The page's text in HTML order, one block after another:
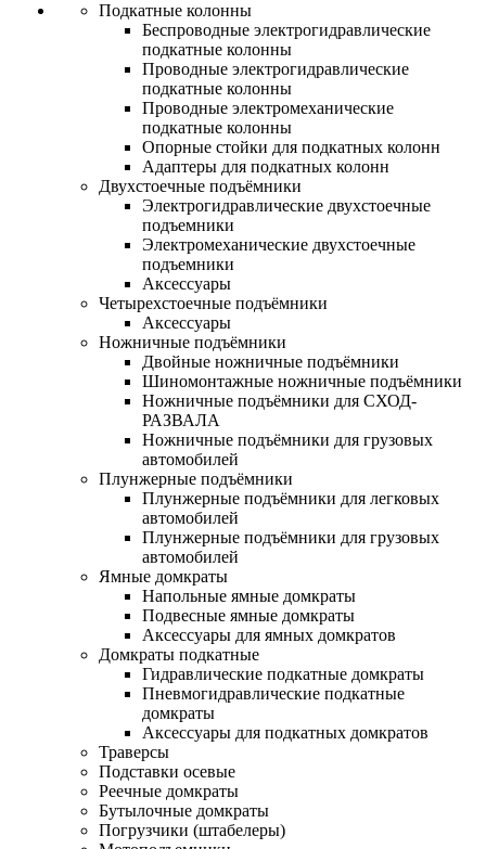
Подкатные колонны
Беспроводные электрогидравлические
подкатные колонны
Проводные электрогидравлические
подкатные колонны
Проводные электромеханические
подкатные колонны
Опорные стойки для подкатных колонн
Адаптеры для подкатных колонн
Двухстоечные подъёмники
Электрогидравлические двухстоечные
подъемники
Электромеханические двухстоечные
подъемники
Аксессуары
Четырехстоечные подъёмники
Аксессуары
Ножничные подъёмники
Двойные ножничные подъёмники
Шиномонтажные ножничные подъёмники
Ножничные подъёмники для СХОД-
РАЗВАЛА
Ножничные подъёмники для грузовых
автомобилей
Плунжерные подъёмники
Плунжерные подъёмники для легковых
автомобилей
Плунжерные подъёмники для грузовых
автомобилей
Ямные домкраты
Напольные ямные домкраты
Подвесные ямные домкраты
Аксессуары для ямных домкратов
Домкраты подкатные
Гидравлические подкатные домкраты
Пневмогидравлические подкатные
домкраты
Аксессуары для подкатных домкратов
Траверсы
Подставки осевые
Реечные домкраты
Бутылочные домкраты
Погрузчики (штабелеры)